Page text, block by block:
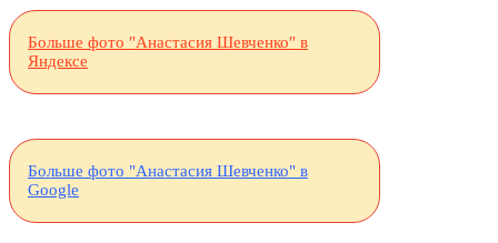
Больше фото "Анастасия Шевченко" в
Яндексе
Больше фото "Анастасия Шевченко" в
Google